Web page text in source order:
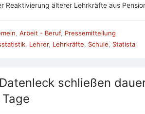
Reaktivierung älterer Lehrkräfte aus
Arbeit - Beruf, Pressemitteilung
Lehrer, Lehrkräfte Schule Statista
schließen